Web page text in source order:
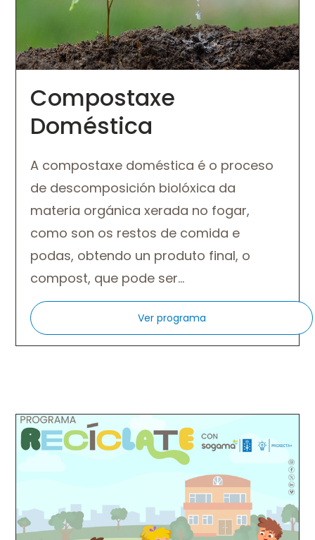
Compostaxe
Doméstica
A compostaxe doméstica é o proceso
de descomposición biolóxica da
materia orgánica xerada no fogar,
como son os restos de comida e
podas, obtendo un produto final, o
compost, que pode ser…
Ver programa